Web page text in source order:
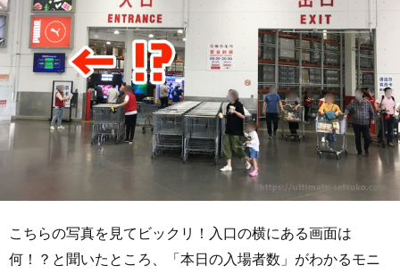
こちらの写真を見てビックリ！入口の横にある画面は
何！？と聞いたところ、「本日の入場者数」がわかるモニ